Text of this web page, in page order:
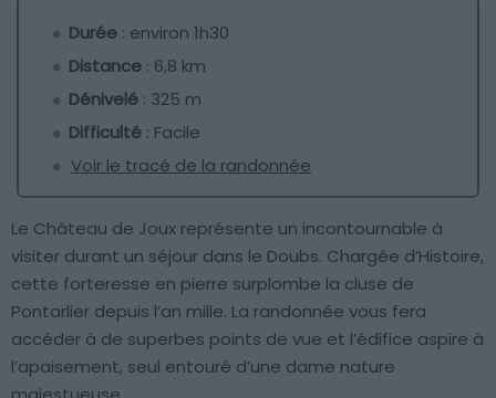
Durée : environ 1h30
Distance : 6,8 km
Dénivelé : 325 m
Difficulté : Facile
Voir le tracé de la randonnée
Le Château de Joux représente un incontournable à
visiter durant un séjour dans le Doubs. Chargée d’Histoire,
cette forteresse en pierre surplombe la cluse de
Pontarlier depuis l’an mille. La randonnée vous fera
accéder à de superbes points de vue et l’édifice aspire à
l’apaisement, seul entouré d’une dame nature